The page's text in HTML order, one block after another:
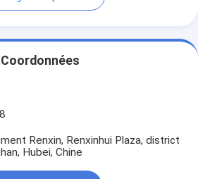
Coordonnées
Renxin, Renxinhui Plaza, district
Hubei, Chine